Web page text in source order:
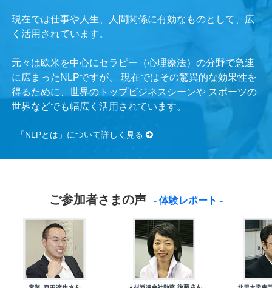
現在では仕事や人生、人間関係に有効なものとして、広
く活用されています。
元々は欧米を中心にセラピー（心理療法）の分野で急速
に広まったNLPですが、
現在ではその驚異的な効果性を
得るために、世界のトップビジネスシーンやスポーツの
世界などでも幅広く活用されています。
「NLPとは」について詳しく見る
ご参加者さまの声 - 体験レポート -